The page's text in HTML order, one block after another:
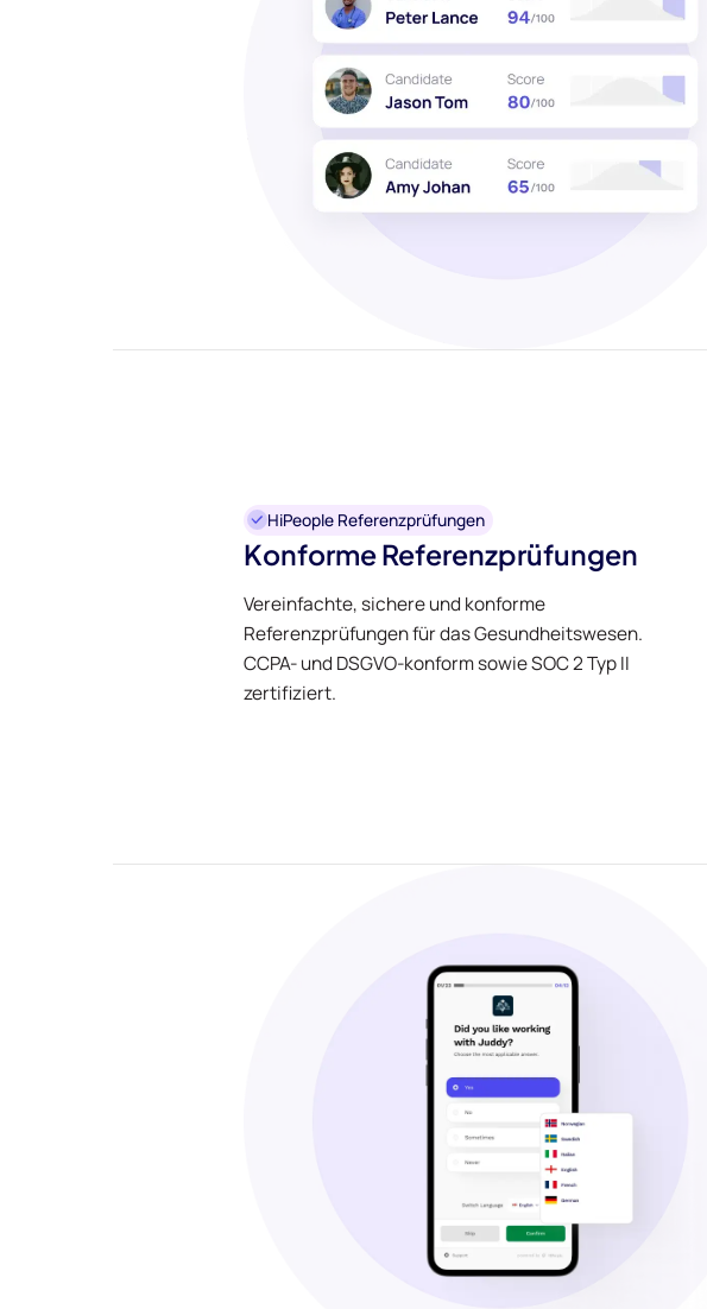
HiPeople Referenzprüfungen
Konforme Referenzprüfungen
Vereinfachte, sichere und konforme
Referenzprüfungen für das Gesundheitswesen.
CCPA- und DSGVO-konform sowie SOC 2 Typ II
zertifiziert.